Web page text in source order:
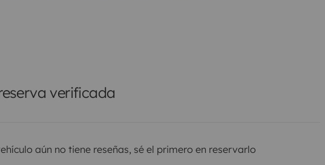
verificada
aún no tiene reseñas, sé el primero en reservarlo